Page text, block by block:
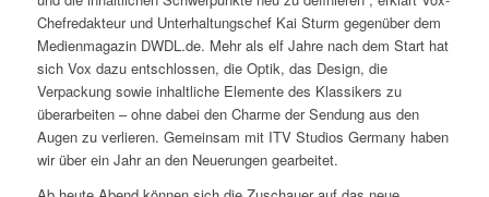
Chefredakteur und Unterhaltungschef Kai Sturm gegenüber dem
Medienmagazin DWDL.de. Mehr als elf Jahre nach dem Start hat
sich Vox dazu entschlossen, die Optik, das Design, die
Verpackung sowie inhaltliche Elemente des Klassikers zu
überarbeiten – ohne dabei den Charme der Sendung aus den
Augen zu verlieren. Gemeinsam mit ITV Studios Germany haben
wir über ein Jahr an den Neuerungen gearbeitet.